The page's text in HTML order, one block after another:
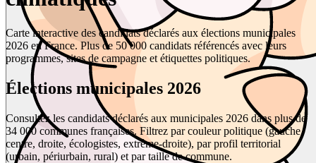
Carte interactive des candidats déclarés aux élections municipales
2026 en France. Plus de 50 000 candidats référencés avec leurs
programmes, sites de campagne et étiquettes politiques.
Élections municipales 2026
Consultez les candidats déclarés aux municipales 2026 dans plus de
34 000 communes françaises. Filtrez par couleur politique (gauche,
centre, droite, écologistes, extrême-droite), par profil territorial
(urbain, périurbain, rural) et par taille de commune.